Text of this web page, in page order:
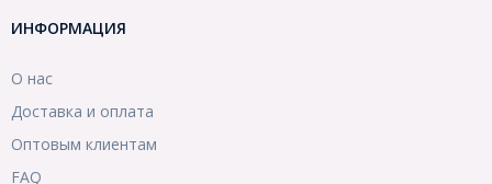
ИНФОРМАЦИЯ
О нас
Доставка и оплата
Оптовым клиентам
FAQ